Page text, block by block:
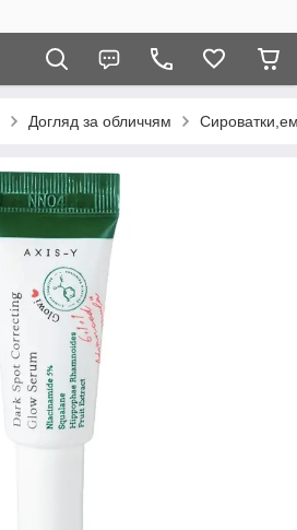
Догляд за обличчям